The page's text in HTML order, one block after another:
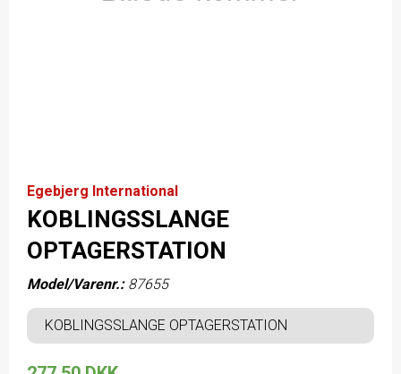
Egebjerg International
KOBLINGSSLANGE
OPTAGERSTATION
Model/Varenr.: 87655
KOBLINGSSLANGE OPTAGERSTATION